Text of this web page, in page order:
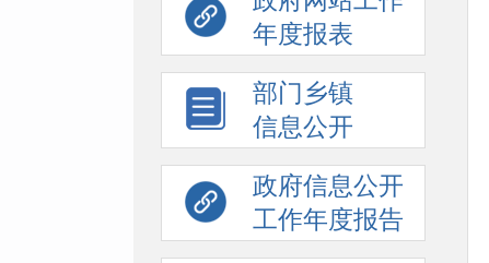
年度报表
部门乡镇
信息公开
政府信息公开
工作年度报告